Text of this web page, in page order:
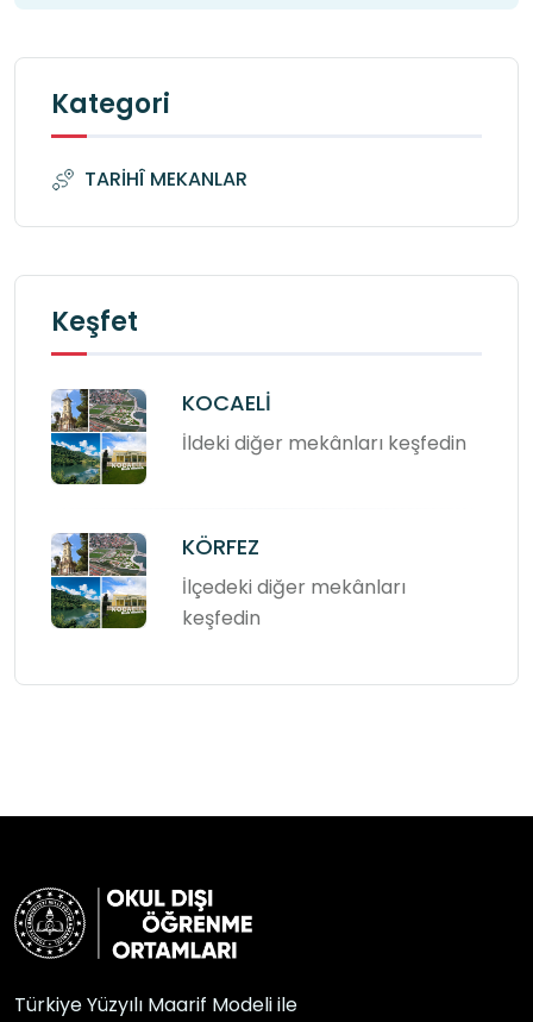
Kategori
TARİHÎ MEKANLAR
Keşfet
KOCAELİ
İldeki diğer mekânları keşfedin
KÖRFEZ
İlçedeki diğer mekânları
keşfedin
Türkiye Yüzyılı Maarif Modeli ile